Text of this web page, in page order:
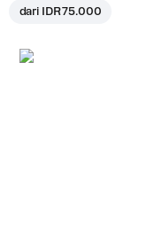
dari IDR 75.000